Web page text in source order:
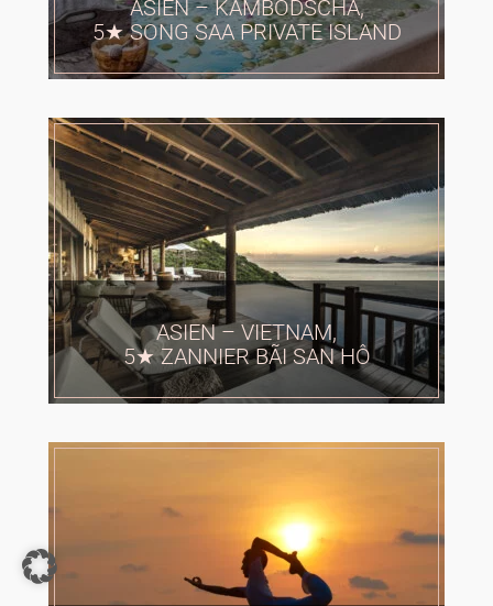
ASIEN – KAMBODSCHA,
5★ SONG SAA PRIVATE ISLAND
ASIEN – VIETNAM,
5★ ZANNIER BÃI SAN HÔ